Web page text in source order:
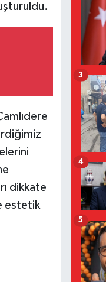
dikkate
estetik
3
4
5